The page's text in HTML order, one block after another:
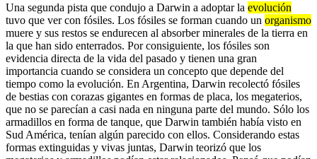
Una segunda pista que condujo a Darwin a adoptar la evolución
tuvo que ver con fósiles. Los fósiles se forman cuando un organismo
muere y sus restos se endurecen al absorber minerales de la tierra en
la que han sido enterrados. Por consiguiente, los fósiles son
evidencia directa de la vida del pasado y tienen una gran
importancia cuando se considera un concepto que depende del
tiempo como la evolución. En Argentina, Darwin recolectó fósiles
de bestias con corazas gigantes en formas de placa, los megaterios,
que no se parecían a casi nada en ninguna parte del mundo. Sólo los
armadillos en forma de tanque, que Darwin también había visto en
Sud América, tenían algún parecido con ellos. Considerando estas
formas extinguidas y vivas juntas, Darwin teorizó que los